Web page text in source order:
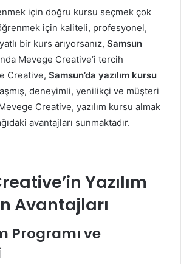
için doğru kursu seçmek çok
için kaliteli, profesyonel,
bir kurs arıyorsanız, Samsun
Mevege Creative’i tercih
Creative, Samsun’da yazılım kursu
deneyimli, yenilikçi ve müşteri
Creative, yazılım kursu almak
avantajları sunmaktadır.
Yazılım
Avantajları
Programı ve